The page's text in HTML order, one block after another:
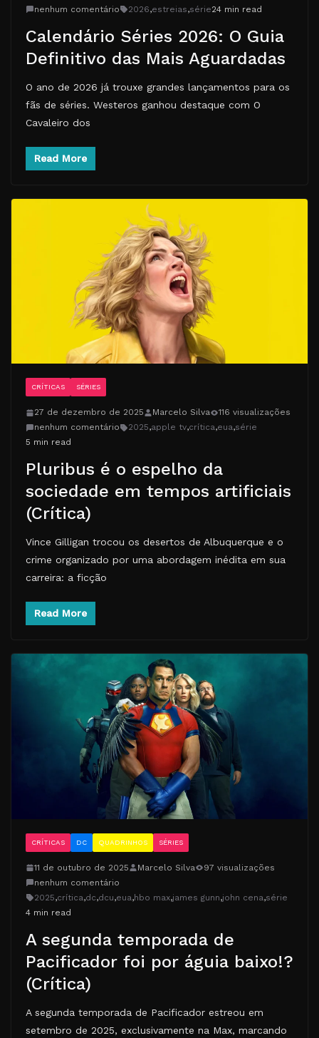
nenhum comentário
2026,estreias,série24 min read
Calendário Séries 2026: O Guia
Definitivo das Mais Aguardadas
O ano de 2026 já trouxe grandes lançamentos para os
fãs de séries. Westeros ganhou destaque com O
Cavaleiro dos
Read More
CRÍTICAS SÉRIES
27 de dezembro de 2025 Marcelo Silva
116 visualizações
nenhum comentário
2025,apple tv,crítica,eua,série
5 min read
Pluribus é o espelho da
sociedade em tempos artificiais
(Crítica)
Vince Gilligan trocou os desertos de Albuquerque e o
crime organizado por uma abordagem inédita em sua
carreira: a ficção
Read More
CRÍTICAS DC QUADRINHOS SÉRIES
11 de outubro de 2025 Marcelo Silva
97 visualizações
nenhum comentário
2025,crítica,dc,dcu,eua,hbo max,james gunn,john cena,série
4 min read
A segunda temporada de
Pacificador foi por águia baixo!?
(Crítica)
A segunda temporada de Pacificador estreou em
setembro de 2025, exclusivamente na Max, marcando